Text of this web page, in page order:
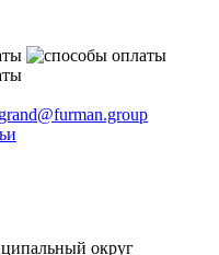
grand@furman.group
округ